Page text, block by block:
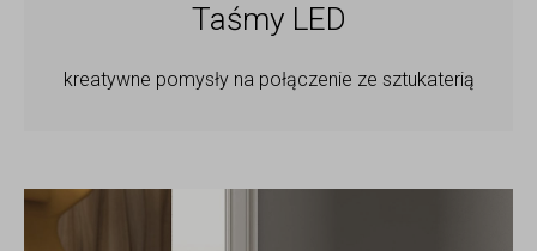
Taśmy LED
kreatywne pomysły na połączenie ze sztukaterią